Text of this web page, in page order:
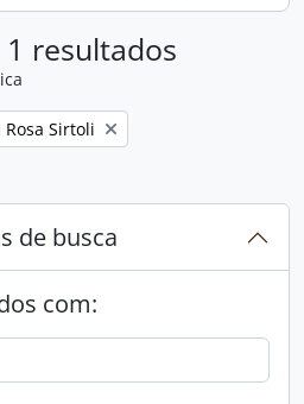
resultados
Sirtoli
de busca
com: